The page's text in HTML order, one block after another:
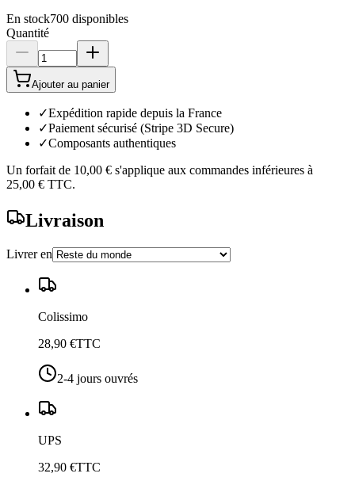
En stock700 disponibles
Quantité
Ajouter au panier
✓Expédition rapide depuis la France
✓Paiement sécurisé (Stripe 3D Secure)
✓Composants authentiques
Un forfait de 10,00 € s'applique aux commandes inférieures à
25,00 € TTC.
Livraison
Livrer en
Colissimo
28,90 €TTC
2-4 jours ouvrés
UPS
32,90 €TTC